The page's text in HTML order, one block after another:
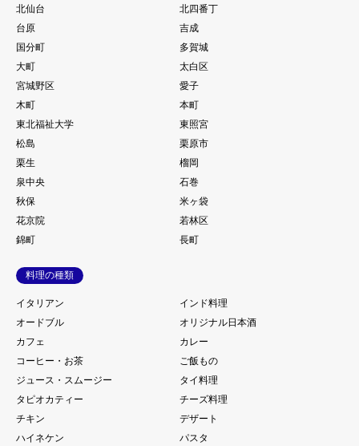
北仙台
北四番丁
台原
吉成
国分町
多賀城
大町
太白区
宮城野区
愛子
木町
本町
東北福祉大学
東照宮
松島
栗原市
栗生
榴岡
泉中央
石巻
秋保
米ヶ袋
花京院
若林区
錦町
長町
料理の種類
イタリアン
インド料理
オードブル
オリジナル日本酒
カフェ
カレー
コーヒー・お茶
ご飯もの
ジュース・スムージー
タイ料理
タピオカティー
チーズ料理
チキン
デザート
ハイネケン
パスタ